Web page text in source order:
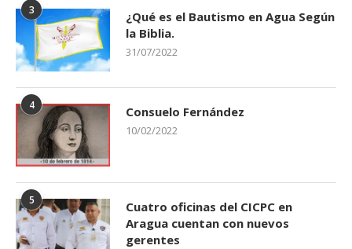
3
¿Qué es el Bautismo en Agua Según
la Biblia.
31/07/2022
4 Consuelo Fernández
10/02/2022
5
Cuatro oficinas del CICPC en
Aragua cuentan con nuevos
gerentes